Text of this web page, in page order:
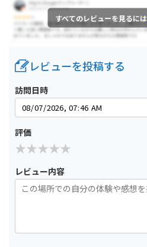
すべてのレビューを見るには
レビューを投稿する
訪問日時
評価
レビュー内容